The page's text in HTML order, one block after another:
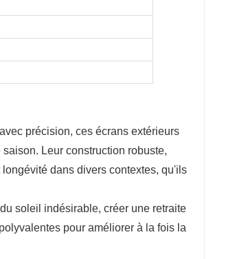
précision, ces écrans extérieurs
Leur construction robuste,
dans divers contextes, qu'ils
soleil indésirable, créer une retraite
pour améliorer à la fois la